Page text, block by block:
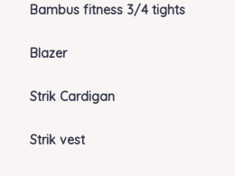
Bambus fitness 3/4 tights
Blazer
Strik Cardigan
Strik vest